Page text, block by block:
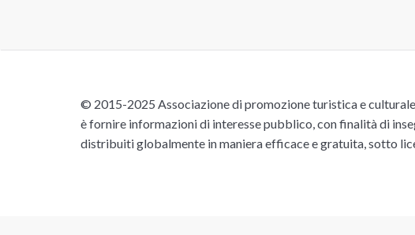
© 2015-2025 Associazione di promozione turistica e
è fornire informazioni di interesse pubblico, con finalità di
distribuiti globalmente in maniera efficace e gratuita, sotto